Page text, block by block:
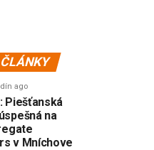
ago
Piešťanská
na
v Mníchove